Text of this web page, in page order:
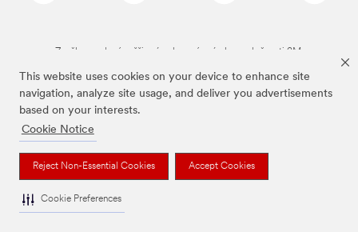
This website uses cookies on your device to enhance site
navigation, analyze site usage, and deliver you advertisements
based on your interests.
Cookie Notice
Reject Non-Essential Cookies Accept Cookies
Cookie Preferences
Značky uvedené vyššie sú ochranné známky spoločnosti 3M.